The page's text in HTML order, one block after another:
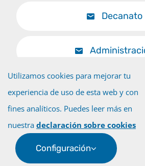
Decanato
© Universidad de Las Palmas de
Utilizamos cookies para mejorar tu
experiencia de uso de esta web y con
fines analíticos. Puedes leer más en
nuestra declaración sobre cookies
Configuración